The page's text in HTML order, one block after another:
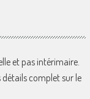
et pas intérimaire.
détails complet sur le